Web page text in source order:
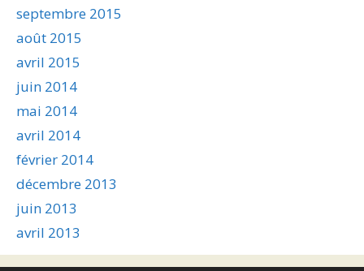
septembre 2015
août 2015
avril 2015
juin 2014
mai 2014
avril 2014
février 2014
décembre 2013
juin 2013
avril 2013